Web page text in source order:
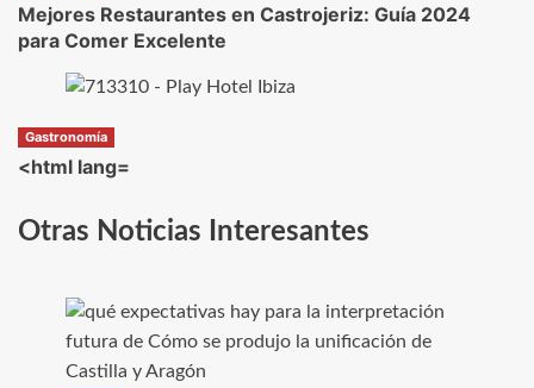
Mejores Restaurantes en Castrojeriz: Guía 2024
para Comer Excelente
Gastronomía
<html lang=
Otras Noticias Interesantes